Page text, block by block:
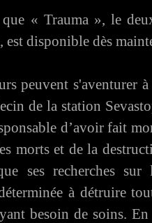
« Trauma », le
disponible dès
peuvent s'aventurer
de la station
d’avoir fait
morts et de la
ses recherches
à détruire
besoin de soins.